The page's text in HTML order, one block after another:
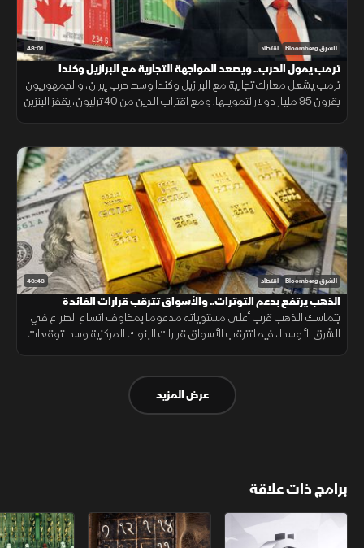
48:01 الشرق Bloomberg اقتصاد
ترمب يمول الحرب.. ويصعد المواجهة التجارية مع البرازيل وكندا
ترمب يشعل معارك تجارية مع البرازيل وكندا وسط حرب إيران، والجمهوريون
يقرون 95 مليار دولار لتمويلها. ومع اقتراب الدين من 40 ترليون، يقفز البنزين
46:48 الشرق Bloomberg اقتصاد
الذهب يرتفع بدعم التوترات.. والأسواق تترقب قرارات الفائدة
يتماسك الذهب قرب أعلى مستوياته مدعوما بمخاوف اتساع الصراع في
الشرق الأوسط، فيما تترقب الأسواق قرارات البنوك المركزية وسط توقعات
عرض المزيد
برامج ذات علاقة
الأسواق الأميركية ملحمة الأرقام سلاسل